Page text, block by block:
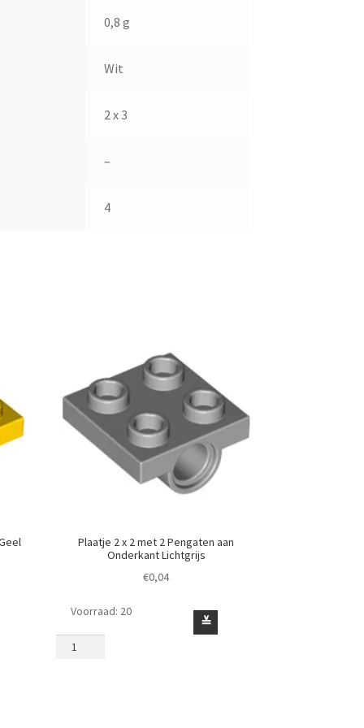
0,8 g
Wit
2 x 3
–
4
Plaatje 2 x 2 met 2 Pengaten aan
Onderkant Lichtgrijs
€0,04
Plaatje
2
≚
Voorraad: 20